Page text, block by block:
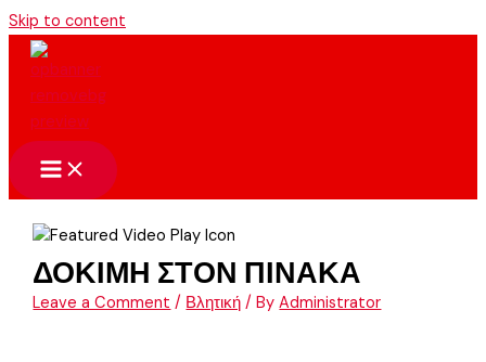
Skip to content
ΔΟΚΙΜΗ ΣΤΟΝ ΠΙΝΑΚΑ
Leave a Comment / Βλητική / ByAdministrator